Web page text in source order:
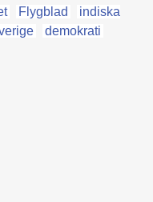
Flygblad
indiska
demokrati